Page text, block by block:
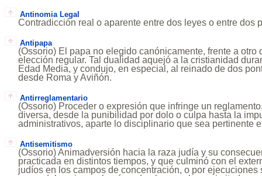
Antinomia Legal
Contradicción real o aparente entre dos leyes o entre dos
Antipapa
(Ossorio) El papa no elegido canónicamente, frente a otro
elección regular. Tal dualidad aquejó a la cristianidad
Edad Media, y condujo, en especial, al reinado de dos
desde Roma y Aviñón.
Antirreglamentario
(Ossorio) Proceder o expresión que infringe un
diversa, desde la punibilidad por dolo o culpa hasta la
administrativos, aparte lo disciplinario que sea pertinente
Antisemitismo
(Ossorio) Animadversión hacia la raza judía y su
practicada en distintos tiempos, y que culminó con el
judíos en los campos de concentración, o por ejecuciones